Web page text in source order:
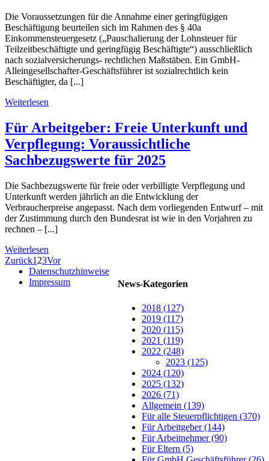
Die Voraussetzungen für die Annahme einer geringfügigen
Beschäftigung beurteilen sich im Rahmen des § 40a
Einkommensteuergesetz („Pauschalierung der Lohnsteuer für
Teilzeitbeschäftigte und geringfügig Beschäftigte“) ausschließlich
nach sozialversicherungs- rechtlichen Maßstäben. Ein GmbH-
Alleingesellschafter-Geschäftsführer ist sozialrechtlich kein
Beschäftigter, da [...]
Weiterlesen
Für Arbeitgeber: Freie Unterkunft und
Verpflegung: Voraussichtliche
Sachbezugswerte für 2025
Die Sachbezugswerte für freie oder verbilligte Verpflegung und
Unterkunft werden jährlich an die Entwicklung der
Verbraucherpreise angepasst. Nach dem vorliegenden Entwurf – mit
der Zustimmung durch den Bundesrat ist wie in den Vorjahren zu
rechnen – [...]
Weiterlesen
Zurück1 23Vor
News-Kategorien
2018 (127)
2019 (117)
2020 (115)
2021 (119)
2022 (248)
2023 (125)
2024 (120)
2025 (132)
2026 (71)
Allgemein (139)
Für alle Steuerpflichtigen (370)
Für Arbeitgeber (144)
Für Arbeitnehmer (90)
Für Eltern (5)
Datenschutzhinweise
Impressum